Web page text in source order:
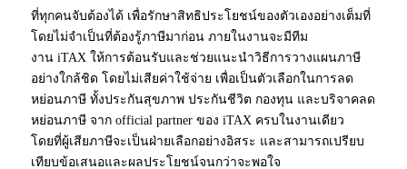
ที่ทุกคนจับต้องได้ เพื่อรักษาสิทธิประโยชน์ของตัวเองอย่างเต็มที่
โดยไม่จำเป็นที่ต้องรู้ภาษีมาก่อน ภายในงานจะมีทีม
งาน iTAX ให้การต้อนรับและช่วยแนะนำวิธีการวางแผนภาษี
อย่างใกล้ชิด โดยไม่เสียค่าใช้จ่าย เพื่อเป็นตัวเลือกในการลด
หย่อนภาษี ทั้งประกันสุขภาพ ประกันชีวิต กองทุน และบริจาคลด
หย่อนภาษี จาก official partner ของ iTAX ครบในงานเดียว
โดยที่ผู้เสียภาษีจะเป็นฝ่ายเลือกอย่างอิสระ และสามารถเปรียบ
เทียบข้อเสนอและผลประโยชน์จนกว่าจะพอใจ